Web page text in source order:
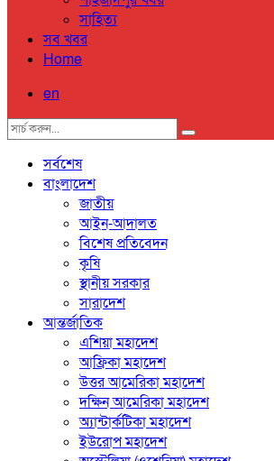
সাহিত্য
সব খবর
Home
en
সর্বশেষ
বাংলাদেশ
জাতীয়
আইন-আদালত
বিশেষ প্রতিবেদন
কৃষি
স্থানীয় সরকার
সারাদেশ
আন্তর্জাতিক
এশিয়া মহাদেশ
আফ্রিকা মহাদেশ
উত্তর আমেরিকা মহাদেশ
দক্ষিন আমেরিকা মহাদেশ
অ্যান্টার্কটিকা মহাদেশ
ইউরোপ মহাদেশ